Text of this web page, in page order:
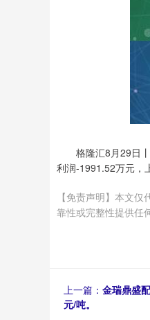
格隆汇8月29日
利润-1991.52万元，
【免责声明】本文
靠性或完整性提供任
上一篇： 金瑞鼎盛
元/吨。